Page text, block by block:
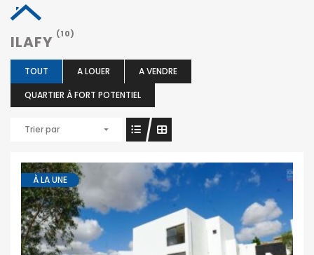
ILAFY (10)
TOUT A LOUER
A VENDRE
QUARTIER À FORT POTENTIEL
Trier par
À LA UNE